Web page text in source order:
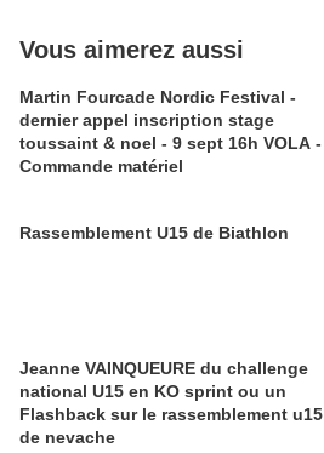
Vous aimerez aussi
Martin Fourcade Nordic Festival -
dernier appel inscription stage
toussaint & noel - 9 sept 16h VOLA -
Commande matériel
Rassemblement U15 de Biathlon
Jeanne VAINQUEURE du challenge
national U15 en KO sprint ou un
Flashback sur le rassemblement u15
de nevache